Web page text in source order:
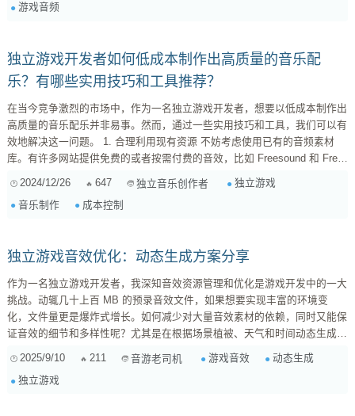
等），根据游戏状态（探索、战斗、危险、安全）来动态地加入或移除这些
游戏音频
独立游戏开发者如何低成本制作出高质量的音乐配
乐？有哪些实用技巧和工具推荐？
在当今竞争激烈的市场中，作为一名独立游戏开发者，想要以低成本制作出
高质量的音乐配乐并非易事。然而，通过一些实用技巧和工具，我们可以有
效地解决这一问题。 1. 合理利用现有资源 不妨考虑使用已有的音频素材
库。有许多网站提供免费的或者按需付费的音效，比如 Freesound 和 Free
Music Archive 。这些平台上有丰富多样、品质较高的录音，可以为你的项
2024/12/26 647 独立音乐创作者
独立游戏
音乐制作
成本控制
独立游戏音效优化：动态生成方案分享
作为一名独立游戏开发者，我深知音效资源管理和优化是游戏开发中的一大
挑战。动辄几十上百 MB 的预录音效文件，如果想要实现丰富的环境变
化，文件量更是爆炸式增长。如何减少对大量音效素材的依赖，同时又能保
证音效的细节和多样性呢？尤其是在根据场景植被、天气和时间动态生成氛
围音这块，我一直在寻找更高效的解决方案。 动态音效合成：告别预录素
生成音效的技术，它允许我们根据游戏中的参数（例如场景植被密度、风
2025/9/10 211 音游老司机 游戏音效
动态生成
独立游戏